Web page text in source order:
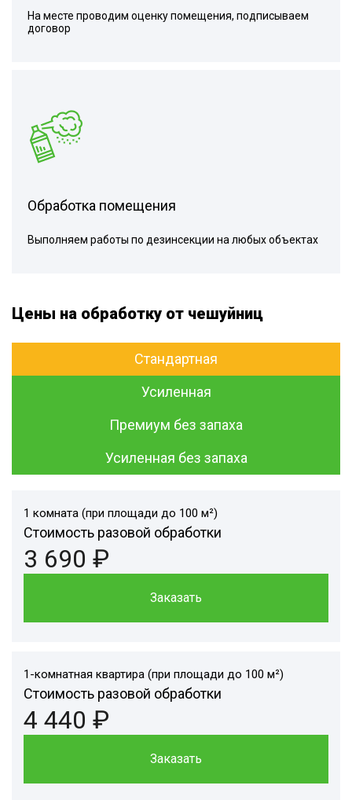
На месте проводим оценку помещения, подписываем
договор
Обработка помещения
Выполняем работы по дезинсекции на любых объектах
Цены на обработку от чешуйниц
Стандартная
Усиленная
Премиум без запаха
Усиленная без запаха
1 комната (при площади до 100 м²)
Стоимость разовой обработки
3 690 ₽
Заказать
1-комнатная квартира (при площади до 100 м²)
Стоимость разовой обработки
4 440 ₽
Заказать